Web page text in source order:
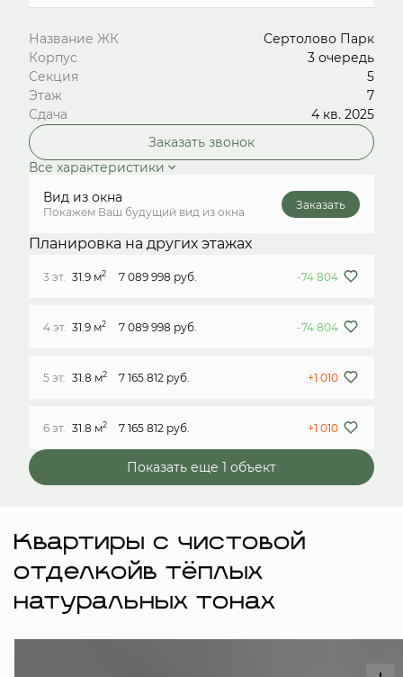
Название ЖК
Сертолово Парк
Корпус
3 очередь
Секция
5
Этаж
7
Сдача
4 кв. 2025
Заказать звонок
Все характеристики
Вид из окна
Покажем Ваш будущий вид из окна
Заказать
Планировка на других этажах
3 эт. 31.9 м2 7 089 998 руб. -74 804
4 эт. 31.9 м2 7 089 998 руб. -74 804
5 эт. 31.8 м2 7 165 812 руб. +1 010
6 эт. 31.8 м2 7 165 812 руб. +1 010
Показать еще 1 объект
Квартиры с чистовой
отделкойв тёплых
натуральных тонах